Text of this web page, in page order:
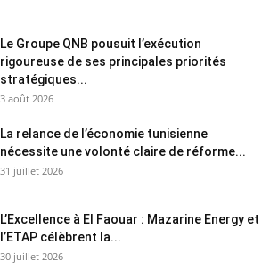
Le Groupe QNB pousuit l’exécution
rigoureuse de ses principales priorités
stratégiques...
3 août 2026
La relance de l’économie tunisienne
nécessite une volonté claire de réforme...
31 juillet 2026
L’Excellence à El Faouar : Mazarine Energy et
l’ETAP célèbrent la...
30 juillet 2026